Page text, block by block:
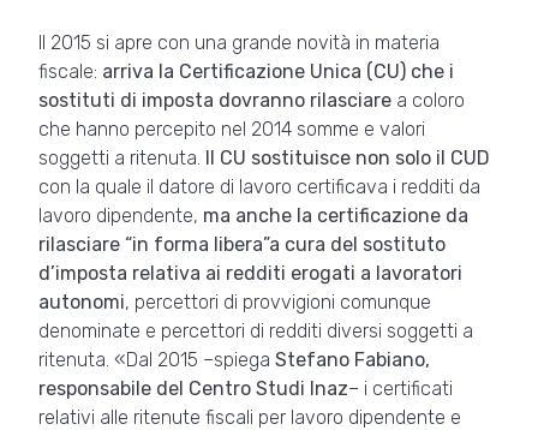
Il 2015 si apre con una grande novità in materia
fiscale: arriva la Certificazione Unica (CU) che i
sostituti di imposta dovranno rilasciare a coloro
che hanno percepito nel 2014 somme e valori
soggetti a ritenuta. Il CU sostituisce non solo il CUD
con la quale il datore di lavoro certificava i redditi da
lavoro dipendente, ma anche la certificazione da
rilasciare “in forma libera”a cura del sostituto
d’imposta relativa ai redditi erogati a lavoratori
autonomi, percettori di provvigioni comunque
denominate e percettori di redditi diversi soggetti a
ritenuta. «Dal 2015 –spiega Stefano Fabiano,
responsabile del Centro Studi Inaz– i certificati
relativi alle ritenute fiscali per lavoro dipendente e